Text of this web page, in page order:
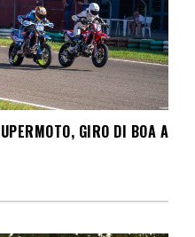
GIRO DI BOA A